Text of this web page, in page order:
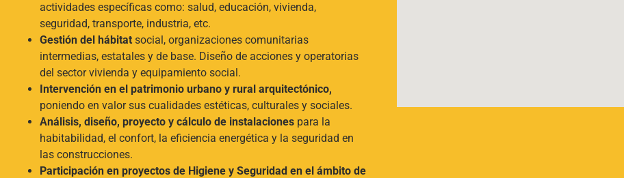
actividades específicas como: salud, educación, vivienda,
seguridad, transporte, industria, etc.
Gestión del hábitat social, organizaciones comunitarias
intermedias, estatales y de base. Diseño de acciones y operatorias
del sector vivienda y equipamiento social.
Intervención en el patrimonio urbano y rural arquitectónico,
poniendo en valor sus cualidades estéticas, culturales y sociales.
Análisis, diseño, proyecto y cálculo de instalaciones para la
habitabilidad, el confort, la eficiencia energética y la seguridad en
las construcciones.
Participación en proyectos de Higiene y Seguridad en el ámbito de